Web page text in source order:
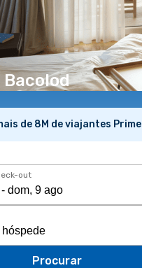
de 8M de viajantes Prime
out
Procurar